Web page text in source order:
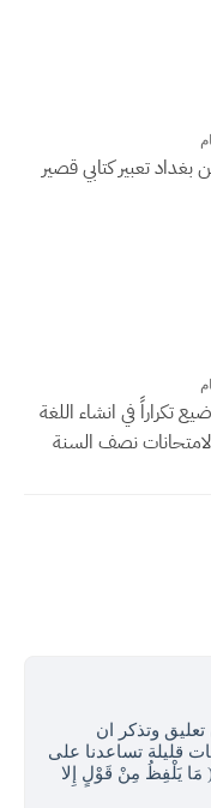
بغداد تعبير كتابي قصير
تكراراً في انشاء اللغة
لامتحانات نصف السنة
وتذكر ان
قليلة تساعدنا على
مَا يَلْفِظُ مِنْ قَوْلٍ إِلا